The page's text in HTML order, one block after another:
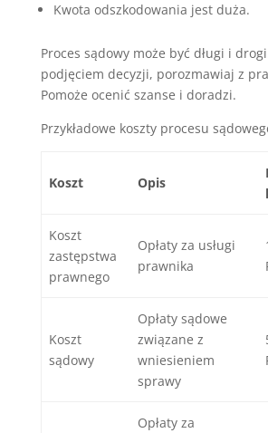
Kwota odszkodowania jest duża.
Proces sądowy może być długi i
podjęciem decyzji, porozmawiaj z
Pomoże ocenić szanse i doradzi.
Przykładowe koszty procesu
Koszt Opis
Koszt
zastępstwa
prawnego
Opłaty za usługi
prawnika
Koszt
sądowy
Opłaty sądowe
związane z
wniesieniem
sprawy
Opłaty za